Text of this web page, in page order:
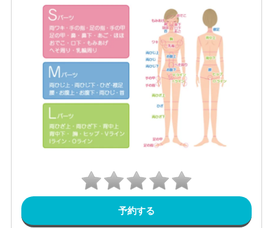
予約する